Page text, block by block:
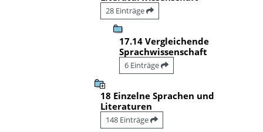
28 Einträge
17.14 Vergleichende
Sprachwissenschaft
6 Einträge
18 Einzelne Sprachen und
Literaturen
148 Einträge